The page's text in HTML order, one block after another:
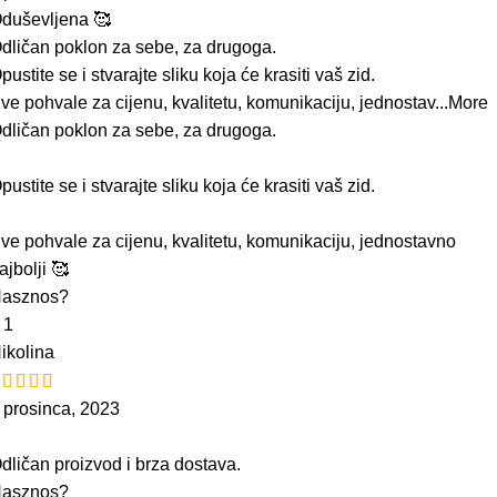
🥰
poklon za sebe, za drugoga.
se i stvarajte sliku koja će krasiti vaš zid.
pohvale za cijenu, kvalitetu, komunikaciju, jednostav...More
poklon za sebe, za drugoga.
se i stvarajte sliku koja će krasiti vaš zid.
pohvale za cijenu, kvalitetu, komunikaciju, jednostavno
🥰
1
prosinca, 2023
proizvod i brza dostava.